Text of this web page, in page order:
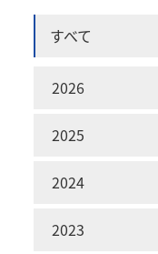
すべて
2026
2025
2024
2023